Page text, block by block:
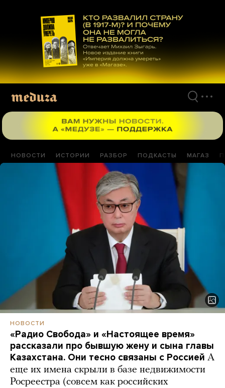
материалам
НОВОСТИ ИСТОРИИ РАЗБОР ПОДКАСТЫ МАГАЗ
НОВОСТИ
«Радио Свобода» и «Настоящее время»
рассказали про бывшую жену и сына главы
Казахстана. Они тесно связаны с Россией А
еще их имена скрыли в базе недвижимости
Росреестра (совсем как российских